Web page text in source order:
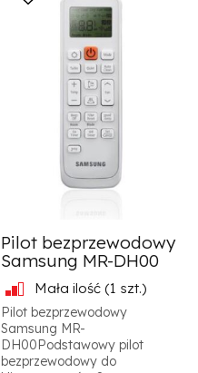
Pilot bezprzewodowy
Samsung MR-DH00
Mała ilość (1 szt.)
Pilot bezprzewodowy
Samsung MR-
DH00Podstawowy pilot
bezprzewodowy do